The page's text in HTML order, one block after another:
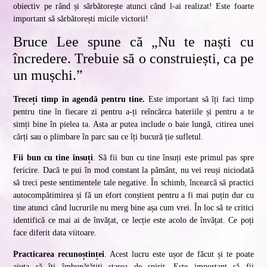
obiectiv pe rând și sărbătorește atunci când l-ai realizat! Este foarte
important să sărbătorești micile victorii!
Bruce Lee spune că „Nu te naști cu
încredere. Trebuie să o construiești, ca pe
un mușchi.”
Treceți timp în agendă pentru tine. Este important să îți faci timp
pentru tine în fiecare zi pentru a-ți reîncărca bateriile și pentru a te
simți bine în pielea ta. Asta ar putea include o baie lungă, citirea unei
cărți sau o plimbare în parc sau ce îți bucură ție sufletul.
Fii bun cu tine însuți. Să fii bun cu tine însuți este primul pas spre
fericire. Dacă te pui în mod constant la pământ, nu vei reuși niciodată
să treci peste sentimentele tale negative. În schimb, încearcă să practici
autocompătimirea și fă un efort conștient pentru a fi mai puțin dur cu
tine atunci când lucrurile nu merg bine așa cum vrei. În loc să te critici
identifică ce mai ai de învățat, ce lecție este acolo de învățat. Ce poți
face diferit data viitoare.
Practicarea recunoștinței . Acest lucru este ușor de făcut și te poate